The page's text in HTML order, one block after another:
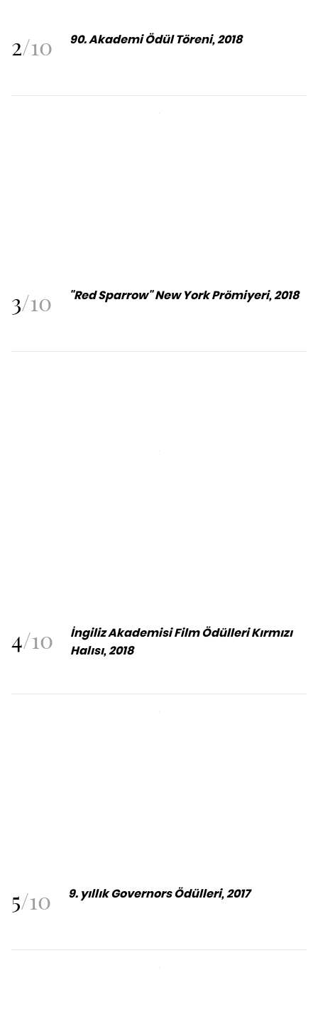
2/10 90. Akademi Ödül Töreni, 2018
3/10 "Red Sparrow" New York Prömiyeri, 2018
4/10
İngiliz Akademisi Film Ödülleri Kırmızı
Halısı, 2018
5/10 9. yıllık Governors Ödülleri, 2017